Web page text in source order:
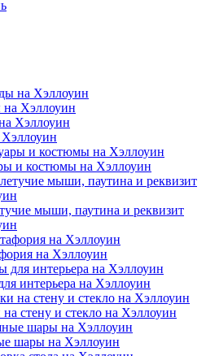
Хэллоуин
и костюмы на Хэллоуин
мыши, паутина и реквизит
на Хэллоуин
интерьера на Хэллоуин
стену и стекло на Хэллоуин
шары на Хэллоуин